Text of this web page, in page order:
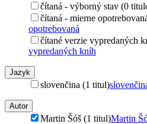
čítaná - výborný stav (0
čítaná - mierne
opotrebovaná
čítané verzie vypredaných
vypredaných kníh
Jazyk
slovenčina (1 titul)
Autor
Martin Šóš (1 titul)Martin